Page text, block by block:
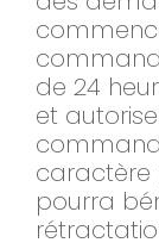
de 24
et
caractère
pourra